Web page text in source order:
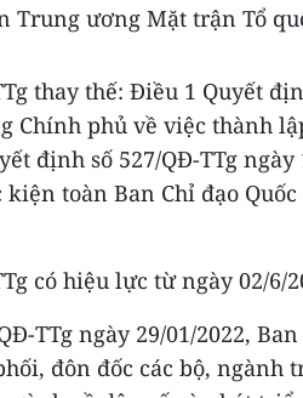
Trung ương Mặt trận Tổ
thay thế: Điều 1 Quyết
Chính phủ về việc thành
định số 527/QĐ-TTg ngày
toàn Ban Chỉ đạo Quốc
có hiệu lực từ ngày 02/6/
TTg ngày 29/01/2022,
đôn đốc các bộ, ngành